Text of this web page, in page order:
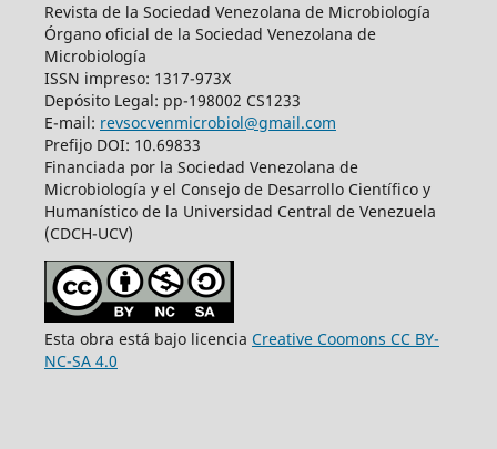
Revista de la Sociedad Venezolana de Microbiología
Órgano oficial de la Sociedad Venezolana de
Microbiología
ISSN impreso: 1317-973X
Depósito Legal: pp-198002 CS1233
E-mail: revsocvenmicrobiol@gmail.com
Prefijo DOI: 10.69833
Financiada por la Sociedad Venezolana de
Microbiología y el Consejo de Desarrollo Científico y
Humanístico de la Universidad Central de Venezuela
(CDCH-UCV)
Esta obra está bajo licencia Creative Coomons CC BY-
NC-SA 4.0